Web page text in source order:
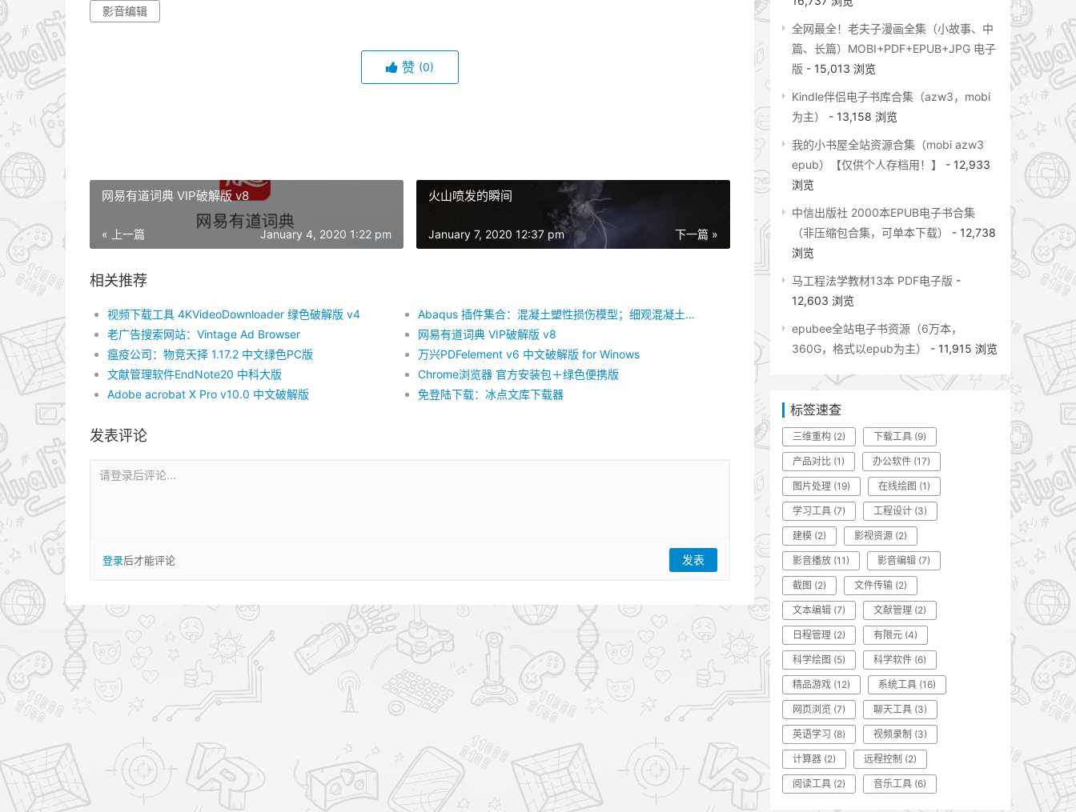
影音编辑
赞 (0)
网易有道词典 VIP破解版 v8
« 上一篇 January 4, 2020 1:22 pm
火山喷发的瞬间
下一篇 »
January 7, 2020 12:37 pm
相关推荐
视频下载工具 4KVideoDownloader 绿色破解版 v4
Abaqus 插件集合：混凝土塑性损伤模型；细观混凝土生成；裂纹提取；内聚力单元生成
老广告搜索网站：Vintage Ad Browser
网易有道词典 VIP破解版 v8
瘟疫公司：物竞天择 1.17.2 中文绿色PC版
万兴PDFelement v6 中文破解版 for Winows
文献管理软件EndNote20 中科大版
Chrome浏览器 官方安装包＋绿色便携版
Adobe acrobat X Pro v10.0 中文破解版
免登陆下载：冰点文库下载器
发表评论
请登录后评论...
登录后才能评论
全网最全！老夫子漫画全集（小故事、中
篇、长篇）MOBI+PDF+EPUB+JPG 电子
版 - 15,013 浏览
Kindle伴侣电子书库合集（azw3，mobi
为主）
- 13,158 浏览
我的小书屋全站资源合集（mobi azw3
epub）【仅供个人存档用！】
- 12,933
浏览
中信出版社 2000本EPUB电子书合集
（非压缩包合集，可单本下载）
- 12,738
浏览
马工程法学教材13本 PDF电子版 -
12,603 浏览
epubee全站电子书资源（6万本，
360G，格式以epub为主）
- 11,915 浏览
标签速查
三维重构 (2) 下载工具 (9)
产品对比 (1) 办公软件 (17)
图片处理 (19) 在线绘图 (1)
学习工具 (7) 工程设计 (3)
建模 (2) 影视资源 (2)
影音播放 (11) 影音编辑 (7)
截图 (2) 文件传输 (2)
文本编辑 (7) 文献管理 (2)
日程管理 (2) 有限元 (4)
科学绘图 (5) 科学软件 (6)
精品游戏 (12) 系统工具 (16)
网页浏览 (7) 聊天工具 (3)
英语学习 (8) 视频录制 (3)
计算器 (2) 远程控制 (2)
阅读工具 (2) 音乐工具 (6)